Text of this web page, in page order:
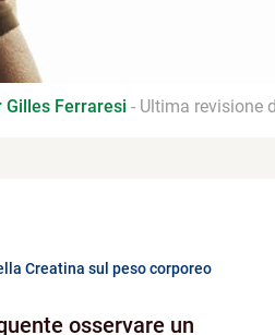
Gilles Ferraresi - Ultima revisione
Creatina sul peso corporeo
osservare un